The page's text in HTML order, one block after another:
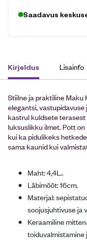
Saadavus
Kirjeldus Lisainfo
Stiilne ja praktiline
elegantsi,
kastrul kuldsete
luksuslikku ilmet. Pott
kui ka pidulikeks
sama kaunid kui
Maht: 4,4L..
Läbimõõt: 16cm.
Materjal:
soojusjuhtivuse ja
Keraamiline
toiduvalmistamine